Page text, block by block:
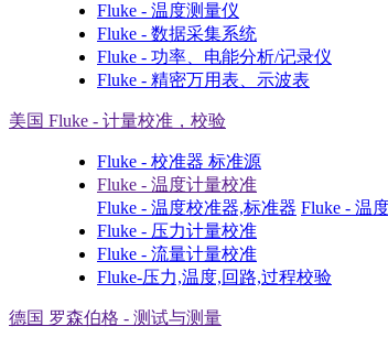
Fluke - 温度测量仪
Fluke - 数据采集系统
Fluke - 功率、电能分析/记录仪
Fluke - 精密万用表、示波表
美国 Fluke - 计量校准，校验
Fluke - 校准器 标准源
Fluke - 温度计量校准
Fluke - 温度校准器,标准器 Fluke - 温
Fluke - 压力计量校准
Fluke - 流量计量校准
Fluke-压力,温度,回路,过程校验
德国 罗森伯格 - 测试与测量